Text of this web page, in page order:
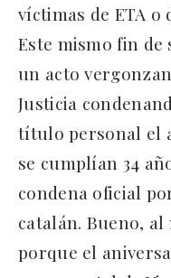
víctimas de ETA o
Este mismo fin de
un acto
Justicia
título personal el
se cumplían 34
condena oficial
catalán. Bueno, al
porque el